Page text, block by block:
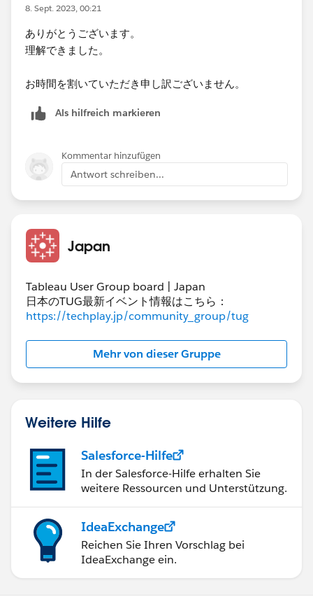
何卒よろしくお願い申し上げます。
8. Sept. 2023, 00:21
ありがとうございます。
理解できました。
お時間を割いていただき申し訳ございません。
Als hilfreich markieren
Kommentar hinzufügen
Antwort schreiben...
Japan
Tableau User Group board | Japan
日本のTUG最新イベント情報はこちら：
https://techplay.jp/community_group/tug
Mehr von dieser Gruppe
Weitere Hilfe
Salesforce-Hilfe
In der Salesforce-Hilfe erhalten Sie
weitere Ressourcen und Unterstützung.
IdeaExchange
Reichen Sie Ihren Vorschlag bei
IdeaExchange ein.